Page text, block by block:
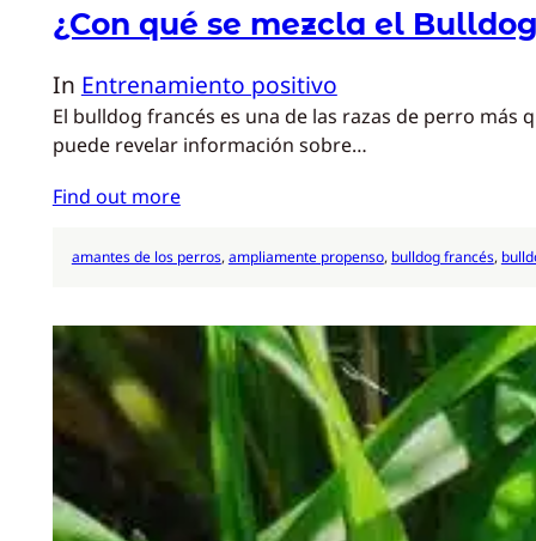
¿Con qué se mezcla el
In Entrenamiento positivo
El bulldog francés es una de las razas de perro
puede revelar información sobre…
Find out more
amantes de los perros, ampliamente propenso, bulldog francés,